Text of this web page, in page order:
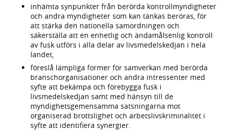
inhämta synpunkter från berörda kontrollmyndigheter
och andra myndigheter som kan tänkas beröras, för
att stärka den nationella samordningen och
säkerställa att en enhetlig och ändamålsenlig kontroll
av fusk utförs i alla delar av livsmedelskedjan i hela
landet,
föreslå lämpliga former för samverkan med berörda
branschorganisationer och andra intressenter med
syfte att bekämpa och förebygga fusk i
livsmedelskedjan samt med hänsyn till de
myndighetsgemensamma satsningarna mot
organiserad brottslighet och arbetslivskriminalitet i
syfte att identifiera synergier.